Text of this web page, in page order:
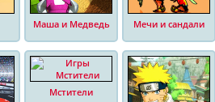
Маша и Медведь Мечи и сандали
Мстители